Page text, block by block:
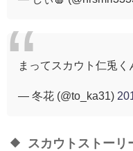
まってスカウト仁兎く
— 冬花 (@to_ka31)
スカウトストーリ